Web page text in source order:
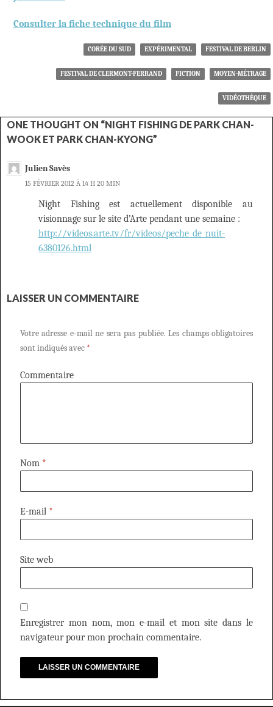
Consulter la fiche technique du film
CORÉE DU SUD EXPÉRIMENTAL FESTIVAL DE BERLIN
FESTIVAL DE CLERMONT-FERRAND FICTION MOYEN-MÉTRAGE
VIDÉOTHÈQUE
ONE THOUGHT ON “NIGHT FISHING DE PARK CHAN-
WOOK ET PARK CHAN-KYONG”
Julien Savès
15 FÉVRIER 2012 À 14 H 20 MIN
Night Fishing est actuellement disponible au
visionnage sur le site d’Arte pendant une semaine :
http://videos.arte.tv/fr/videos/peche_de_nuit-
6380126.html
LAISSER UN COMMENTAIRE
Votre adresse e-mail ne sera pas publiée. Les champs obligatoires
sont indiqués avec *
Commentaire
Nom *
E-mail *
Site web
Enregistrer mon nom, mon e-mail et mon site dans le
navigateur pour mon prochain commentaire.